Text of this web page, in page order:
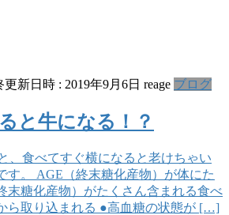
更新日時 : 2019年9月6日 reage ブログ
と牛になる！？
、食べてすぐ横になると老けちゃい
す。 AGE（終末糖化産物）が体にた
末糖化産物）がたくさん含まれる食べ
ら取り込まれる ●高血糖の状態が […]